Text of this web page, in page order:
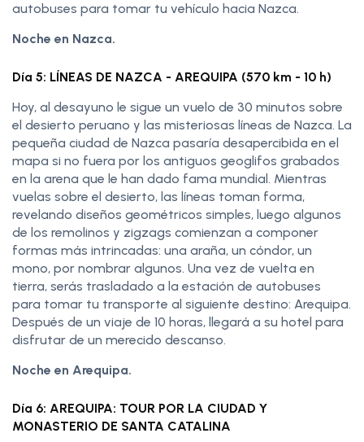
autobuses para tomar tu vehículo hacia Nazca.
Noche en Nazca.
Día 5: LÍNEAS DE NAZCA - AREQUIPA (570 km - 10 h)
Hoy, al desayuno le sigue un vuelo de 30 minutos sobre
el desierto peruano y las misteriosas líneas de Nazca. La
pequeña ciudad de Nazca pasaría desapercibida en el
mapa si no fuera por los antiguos geoglifos grabados
en la arena que le han dado fama mundial. Mientras
vuelas sobre el desierto, las líneas toman forma,
revelando diseños geométricos simples, luego algunos
de los remolinos y zigzags comienzan a componer
formas más intrincadas: una araña, un cóndor, un
mono, por nombrar algunos. Una vez de vuelta en
tierra, serás trasladado a la estación de autobuses
para tomar tu transporte al siguiente destino: Arequipa.
Después de un viaje de 10 horas, llegará a su hotel para
disfrutar de un merecido descanso.
Noche en Arequipa.
Día 6: AREQUIPA: TOUR POR LA CIUDAD Y
MONASTERIO DE SANTA CATALINA